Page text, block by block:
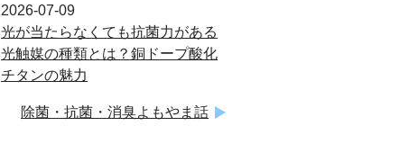
2026-07-09
光が当たらなくても抗菌力がある
光触媒の種類とは？銅ドープ酸化
チタンの魅力
除菌・抗菌・消臭よもやま話